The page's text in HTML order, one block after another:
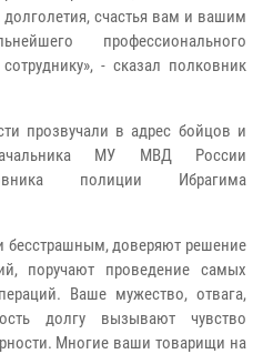
счастья вам и вашим
профессионального
- сказал полковник
прозвучали в адрес бойцов и
МУ МВД России
полиции Ибрагима
доверяют решение
поручают проведение самых
Ваше мужество, отвага,
долгу вызывают чувство
Многие ваши товарищи на